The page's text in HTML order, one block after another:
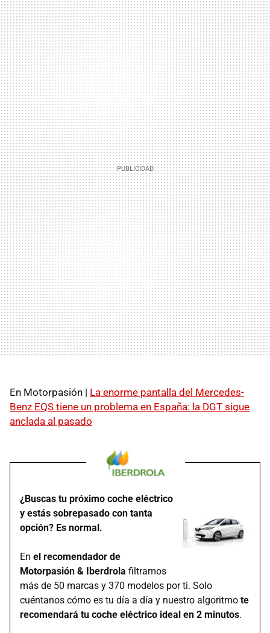
En Motorpasión | La enorme pantalla del Mercedes-
Benz EQS tiene un problema en España: la DGT sigue
anclada al pasado
¿Buscas tu próximo coche eléctrico
y estás sobrepasado con tanta
opción? Es normal.
En el recomendador de
Motorpasión & Iberdrola filtramos
más de 50 marcas y 370 modelos por ti. Solo
cuéntanos cómo es tu día a día y nuestro algoritmo te
recomendará tu coche eléctrico ideal en 2 minutos.